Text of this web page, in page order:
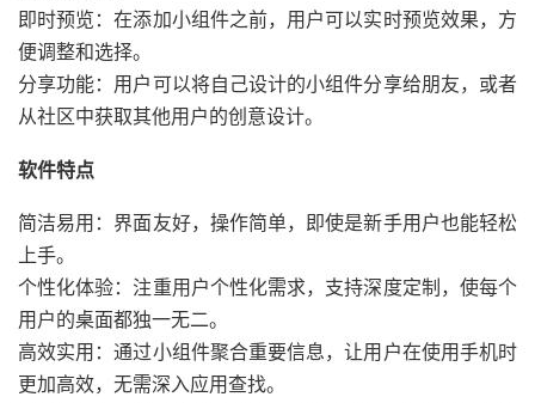
即时预览：在添加小组件之前，用户可以实时预览效果，方
便调整和选择。
分享功能：用户可以将自己设计的小组件分享给朋友，或者
从社区中获取其他用户的创意设计。
软件特点
简洁易用：界面友好，操作简单，即使是新手用户也能轻松
上手。
个性化体验：注重用户个性化需求，支持深度定制，使每个
用户的桌面都独一无二。
高效实用：通过小组件聚合重要信息，让用户在使用手机时
更加高效，无需深入应用查找。